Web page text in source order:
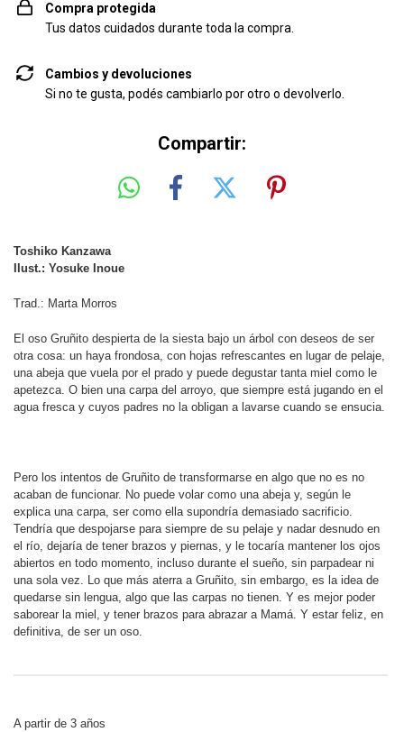
Compra protegida
Tus datos cuidados durante toda la compra.
Cambios y devoluciones
Si no te gusta, podés cambiarlo por otro o devolverlo.
Compartir:
Toshiko Kanzawa
Ilust.: Yosuke Inoue
Trad.: Marta Morros
El oso Gruñito despierta de la siesta bajo un árbol con deseos de ser
otra cosa: un haya frondosa, con hojas refrescantes en lugar de pelaje,
una abeja que vuela por el prado y puede degustar tanta miel como le
apetezca. O bien una carpa del arroyo, que siempre está jugando en el
agua fresca y cuyos padres no la obligan a lavarse cuando se ensucia.
Pero los intentos de Gruñito de transformarse en algo que no es no
acaban de funcionar. No puede volar como una abeja y, según le
explica una carpa, ser como ella supondría demasiado sacrificio.
Tendría que despojarse para siempre de su pelaje y nadar desnudo en
el río, dejaría de tener brazos y piernas, y le tocaría mantener los ojos
abiertos en todo momento, incluso durante el sueño, sin parpadear ni
una sola vez. Lo que más aterra a Gruñito, sin embargo, es la idea de
quedarse sin lengua, algo que las carpas no tienen. Y es mejor poder
saborear la miel, y tener brazos para abrazar a Mamá. Y estar feliz, en
definitiva, de ser un oso.
A partir de 3 años